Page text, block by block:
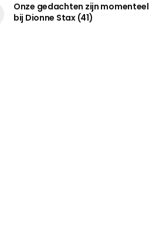
Onze gedachten zijn momenteel
bij Dionne Stax (41)